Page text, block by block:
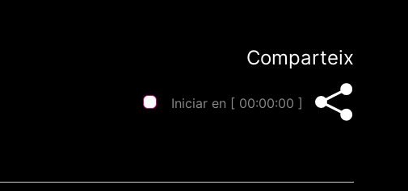
Comparteix
Iniciar en [ 00:00:00 ]